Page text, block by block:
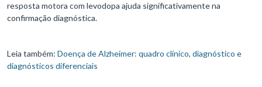
resposta motora com levodopa ajuda significativamente na
confirmação diagnóstica.
Leia também: Doença de Alzheimer: quadro clínico, diagnóstico e
diagnósticos diferenciais